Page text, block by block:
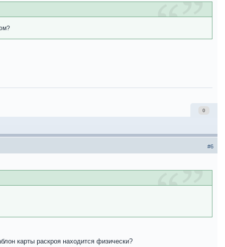
0
#6
карты раскроя находится физически?